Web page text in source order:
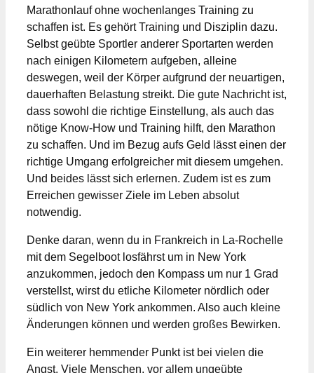
Marathonlauf ohne wochenlanges Training zu
schaffen ist. Es gehört Training und Disziplin dazu.
Selbst geübte Sportler anderer Sportarten werden
nach einigen Kilometern aufgeben, alleine
deswegen, weil der Körper aufgrund der neuartigen,
dauerhaften Belastung streikt. Die gute Nachricht ist,
dass sowohl die richtige Einstellung, als auch das
nötige Know-How und Training hilft, den Marathon
zu schaffen. Und im Bezug aufs Geld lässt einen der
richtige Umgang erfolgreicher mit diesem umgehen.
Und beides lässt sich erlernen. Zudem ist es zum
Erreichen gewisser Ziele im Leben absolut
notwendig.
Denke daran, wenn du in Frankreich in La-Rochelle
mit dem Segelboot losfährst um in New York
anzukommen, jedoch den Kompass um nur 1 Grad
verstellst, wirst du etliche Kilometer nördlich oder
südlich von New York ankommen. Also auch kleine
Änderungen können und werden großes Bewirken.
Ein weiterer hemmender Punkt ist bei vielen die
Angst. Viele Menschen, vor allem ungeübte